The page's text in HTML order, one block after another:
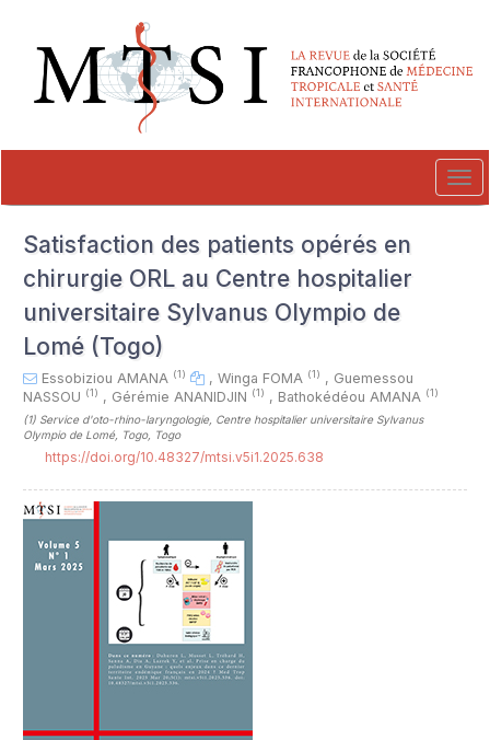
##plugins.themes.novelty.accessible_menu.main_navigation##
##plugins.themes.novelty.accessible_menu.main_content##
##plugins.themes.novelty.accessible_menu.sidebar##
Satisfaction des patients opérés en
chirurgie ORL au Centre hospitalier
universitaire Sylvanus Olympio de
Lomé (Togo)
Essobiziou AMANA (1) , Winga FOMA (1) , Guemessou
NASSOU (1) , Gérémie ANANIDJIN (1) , Bathokédéou AMANA (1)
(1) Service d'oto-rhino-laryngologie, Centre hospitalier universitaire Sylvanus
Olympio de Lomé, Togo, Togo
https://doi.org/10.48327/mtsi.v5i1.2025.638